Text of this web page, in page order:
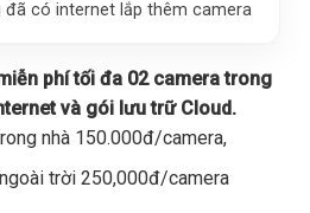
đã có internet lắp thêm camera
phí tối đa 02 camera trong
và gói lưu trữ Cloud.
nhà 150.000đ/camera,
trời 250,000đ/camera